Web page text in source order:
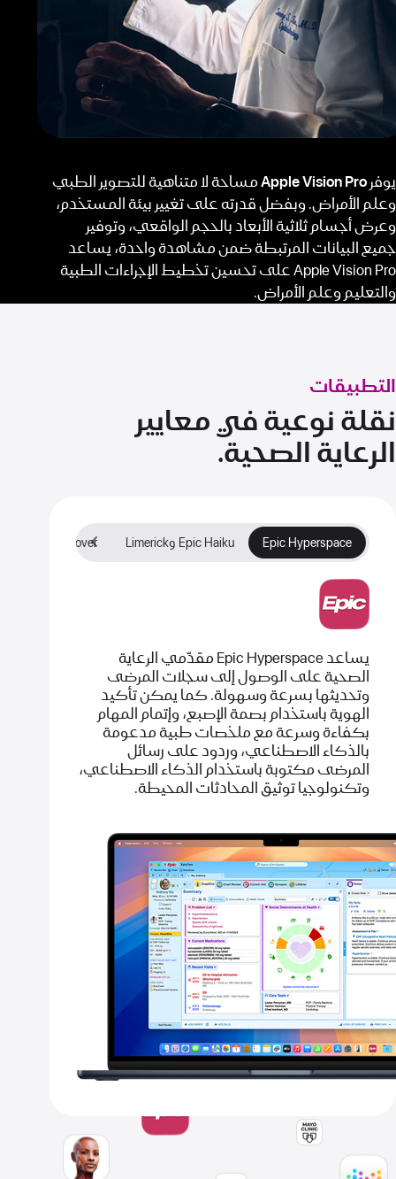
يوفر
مساحة لا متناهية للتصوير الطبي
وعلم الأمراض. وبفضل قدرته على تغيير بيئة المستخدم،
وعرض أجسام ثلاثية الأبعاد بالحجم الواقعي، وتوفير
جميع البيانات المرتبطة ضمن مشاهدة واحدة، يساعد
Apple Vision Pro على تحسين تخطيط الإجراءات الطبية
والتعليم وعلم الأمراض.
التطبيقات
نقلة نوعية في معايير
الرعاية الصحية.
Epic Hyperspace‏ Epic Haiku وLimerick‏ Epic Rover‏
يساعد Epic Hyperspace مقدّمي الرعاية
الصحية على الوصول إلى سجلات المرضى
وتحديثها بسرعة وسهولة. كما يمكن تأكيد
الهوية باستخدام بصمة الإصبع، وإتمام المهام
بكفاءة وسرعة مع ملخصات طبية مدعومة
بالذكاء الاصطناعي، وردود على رسائل
المرضى مكتوبة باستخدام الذكاء الاصطناعي،
وتكنولوجيا توثيق المحادثات المحيطة.